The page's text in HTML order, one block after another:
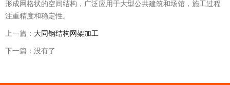
形成网格状的空间结构，广泛应用于大型公共建筑和场馆，施工过程
注重精度和稳定性。
上一篇： 大同钢结构网架加工
下一篇：没有了